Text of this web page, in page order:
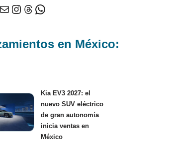
en México:
Kia EV3 2027: el
nuevo SUV eléctrico
de gran autonomía
inicia ventas en
México